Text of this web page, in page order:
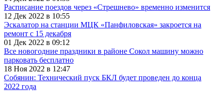
Расписание поездов через «Стрешнево» временно изменится
12 Дек 2022 в 10:55
Эскалатор на станции МЦК «Панфиловская» закроется на
ремонт с 15 декабря
01 Дек 2022 в 09:12
Все новогодние праздники в районе Сокол машину можно
парковать бесплатно
18 Ноя 2022 в 12:47
Собянин: Технический пуск БКЛ будет проведен до конца
2022 года